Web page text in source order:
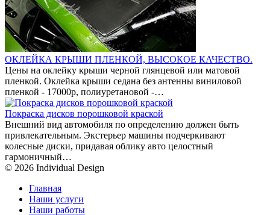
ОКЛЕЙКА КРЫШИ ПЛЕНКОЙ, ВЫСОКОЕ КАЧЕСТВО.
Цены на оклейку крыши черной глянцевой или матовой
пленкой. Оклейка крыши седана без антенны виниловой
пленкой - 17000р, полиуретановой -…
Покраска дисков порошковой краской
Внешний вид автомобиля по определению должен быть
привлекательным. Экстерьер машины подчеркивают
колесные диски, придавая облику авто целостный
гармоничный…
© 2026 Individual Design
Главная
Наши услуги
Наши работы